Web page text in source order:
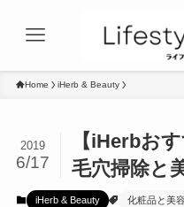
Home iHerb & Beauty
【iHerbお
毛穴掃除と
2019
6/17
iHerb & Beauty 化粧品と美